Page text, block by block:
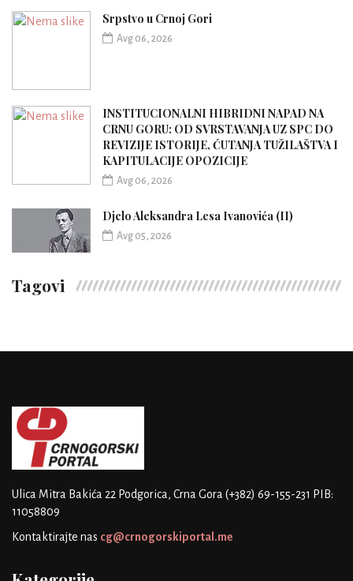
Srpstvo u Crnoj Gori
Avg 06, 2026
INSTITUCIONALNI HIBRIDNI NAPAD NA
CRNU GORU: OD SVRSTAVANJA UZ SPC DO
REVIZIJE ISTORIJE, ĆUTANJA TUŽILAŠTVA I
KAPITULACIJE OPOZICIJE
Avg 06, 2026
Djelo Aleksandra Lesa Ivanovića (II)
Avg 05, 2026
Tagovi
Ulica Mitra Bakića 22 Podgorica, Crna Gora (+382) 69-155-231 PIB:
11058809
Kontaktirajte nas cg@crnogorskiportal.me